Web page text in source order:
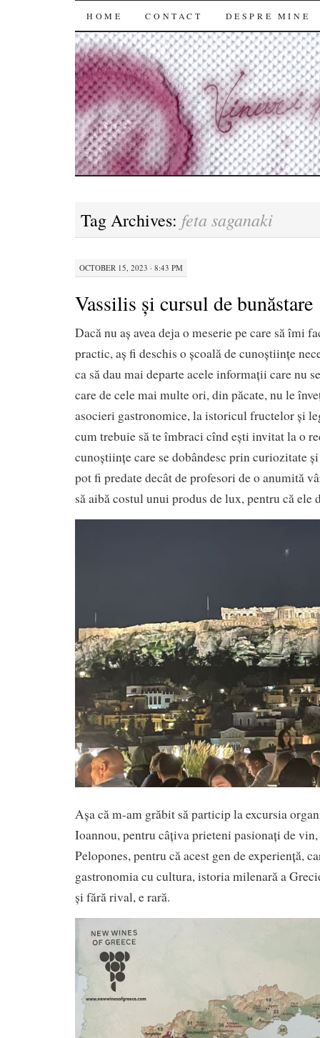
SKIP
TO
CONTENT
HOME CONTACT DESPRE MINE
Tag Archives: feta saganaki
OCTOBER 15, 2023 · 8:43 PM
Vassilis și cursul de bunăstare
Dacă nu aș avea deja o meserie pe care să îmi
practic, aș fi deschis o școală de cunoștiințe
ca să dau mai departe acele informații care nu
care de cele mai multe ori, din păcate, nu le
asocieri gastronomice, la istoricul fructelor și
cum trebuie să te îmbraci cînd ești invitat la o
cunoștiințe care se dobândesc prin curiozitate
pot fi predate decât de profesori de o anumită
să aibă costul unui produs de lux, pentru că ele
Așa că m-am grăbit să particip la excursia
Ioannou, pentru câțiva prieteni pasionați de
Pelopones, pentru că acest gen de experiență,
gastronomia cu cultura, istoria milenară a
și fără rival, e rară.